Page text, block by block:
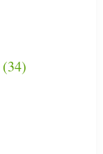
(34)